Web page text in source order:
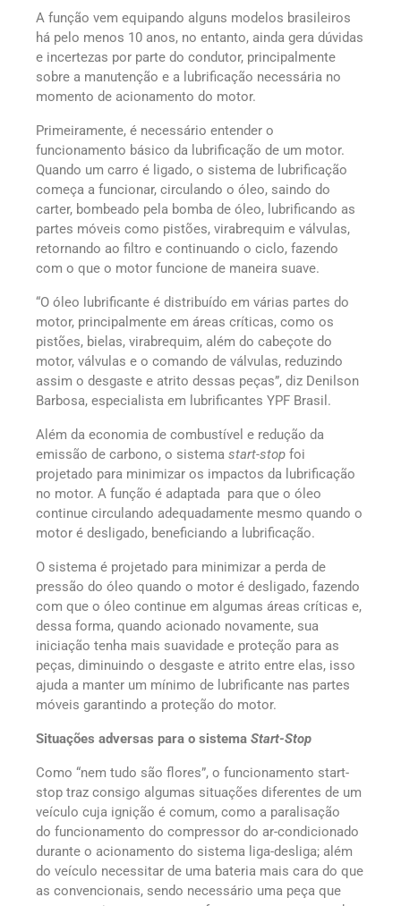
A função vem equipando alguns modelos brasileiros
há pelo menos 10 anos, no entanto, ainda gera dúvidas
e incertezas por parte do condutor, principalmente
sobre a manutenção e a lubrificação necessária no
momento de acionamento do motor.
Primeiramente, é necessário entender o
funcionamento básico da lubrificação de um motor.
Quando um carro é ligado, o sistema de lubrificação
começa a funcionar, circulando o óleo, saindo do
carter, bombeado pela bomba de óleo, lubrificando as
partes móveis como pistões, virabrequim e válvulas,
retornando ao filtro e continuando o ciclo, fazendo
com o que o motor funcione de maneira suave.
“O óleo lubrificante é distribuído em várias partes do
motor, principalmente em áreas críticas, como os
pistões, bielas, virabrequim, além do cabeçote do
motor, válvulas e o comando de válvulas, reduzindo
assim o desgaste e atrito dessas peças”, diz Denilson
Barbosa, especialista em lubrificantes YPF Brasil.
Além da economia de combustível e redução da
emissão de carbono, o sistema start-stop foi
projetado para minimizar os impactos da lubrificação
no motor. A função é adaptada para que o óleo
continue circulando adequadamente mesmo quando o
motor é desligado, beneficiando a lubrificação.
O sistema é projetado para minimizar a perda de
pressão do óleo quando o motor é desligado, fazendo
com que o óleo continue em algumas áreas críticas e,
dessa forma, quando acionado novamente, sua
iniciação tenha mais suavidade e proteção para as
peças, diminuindo o desgaste e atrito entre elas, isso
ajuda a manter um mínimo de lubrificante nas partes
móveis garantindo a proteção do motor.
Situações adversas para o sistema Start-Stop
Como “nem tudo são flores”, o funcionamento start-
stop traz consigo algumas situações diferentes de um
veículo cuja ignição é comum, como a paralisação
do funcionamento do compressor do ar-condicionado
durante o acionamento do sistema liga-desliga; além
do veículo necessitar de uma bateria mais cara do que
as convencionais, sendo necessário uma peça que